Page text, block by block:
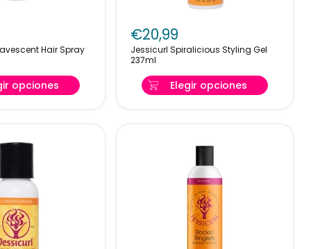
Hair Spray
opciones
Spiralicious
Styling
Gel
237ml
€20,99
Jessicurl Spiralicious Styling Gel
237ml
Elegir opciones